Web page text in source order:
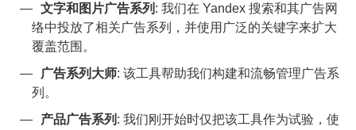
文字和图片广告系列 : 我们在 Yandex 搜索和其广告网
络中投放了相关广告系列，并使用广泛的关键字来扩大
覆盖范围。
广告系列大师: 该工具帮助我们构建和流畅管理广告系
列。
产品广告系列 : 我们刚开始时仅把该工具作为试验，使